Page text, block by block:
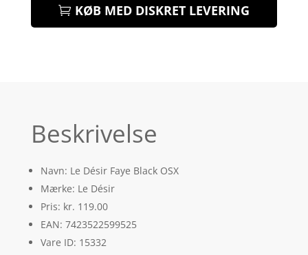
KØB MED DISKRET LEVERING
Beskrivelse
Navn: Le Désir Faye Black OSX
Mærke: Le Désir
Pris: kr. 119.00
EAN: 7423522599525
Vare ID: 15332